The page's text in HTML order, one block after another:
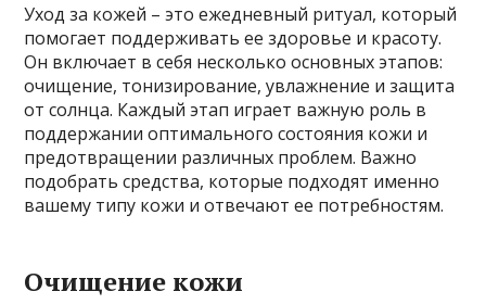
Уход за кожей – это ежедневный ритуал, который
помогает поддерживать ее здоровье и красоту.
Он включает в себя несколько основных этапов:
очищение, тонизирование, увлажнение и защита
от солнца. Каждый этап играет важную роль в
поддержании оптимального состояния кожи и
предотвращении различных проблем. Важно
подобрать средства, которые подходят именно
вашему типу кожи и отвечают ее потребностям.
Очищение кожи